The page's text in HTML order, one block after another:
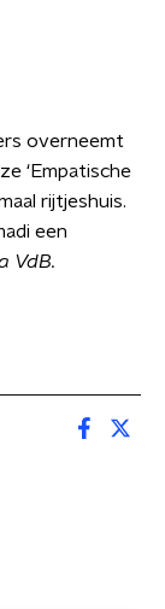
overneemt
‘Empatische
rijtjeshuis.
een
VdB.